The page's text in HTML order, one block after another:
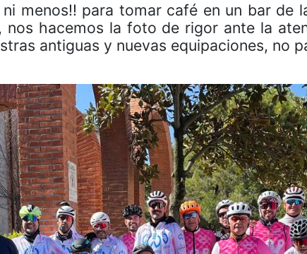
menos!! para tomar café en un bar de
hacemos la foto de rigor ante la
antiguas y nuevas equipaciones, no